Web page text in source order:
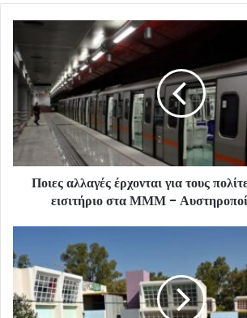
Ποιες αλλαγές έρχονται για τους
εισιτήριο στα ΜΜΜ -